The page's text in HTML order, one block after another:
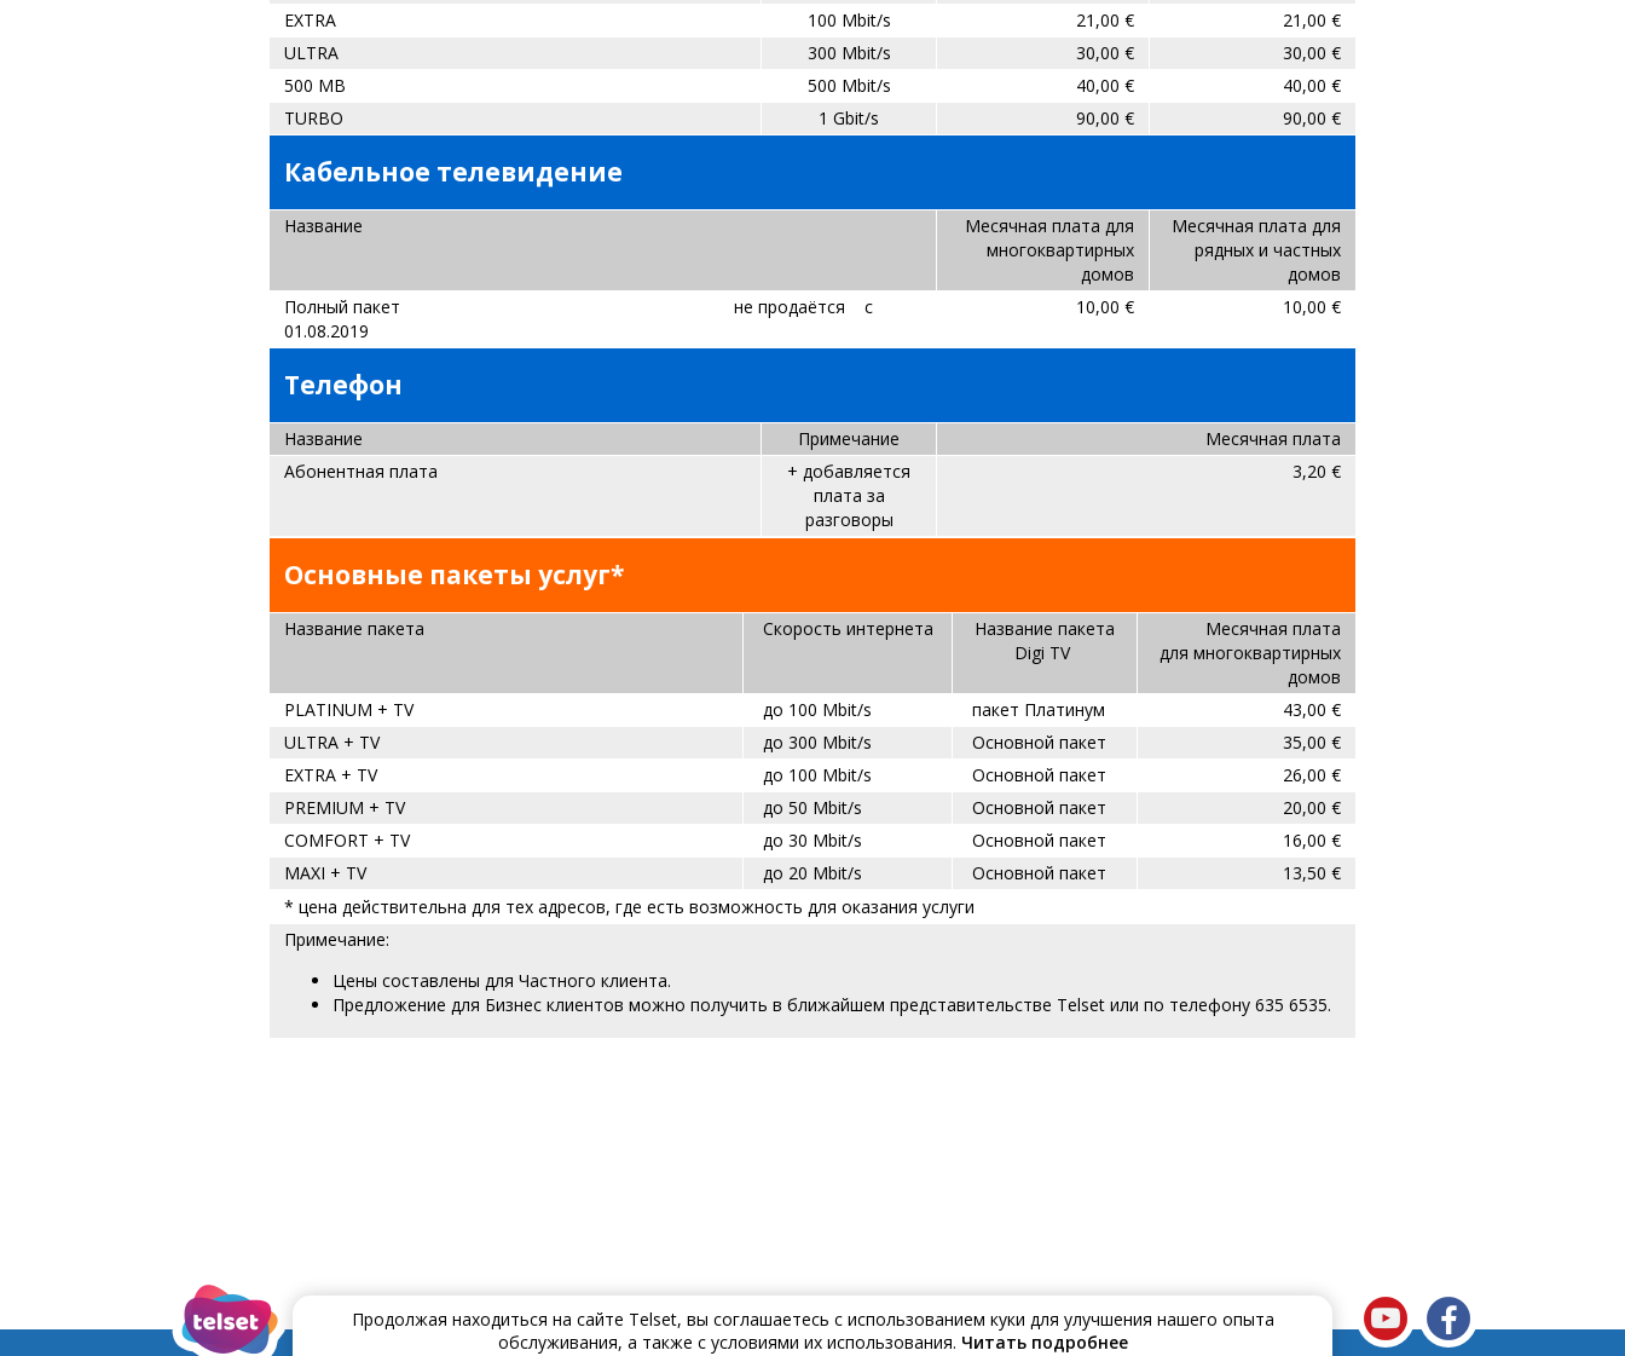
Продолжая находиться на сайте Telset, вы соглашаетесь с использованием куки для улучшения нашего опыта
обслуживания, а также с условиями их использования. Читать подробнее
EXTRA
100 Mbit/s 21,00 €
21,00 €
ULTRA
300 Mbit/s 30,00 €
30,00 €
500 MB
500 Mbit/s 40,00 €
40,00 €
TURBO
1 Gbit/s 90,00 € 90,00 €
Кабельное телевидение
Название
Месячная плата для
многоквартирных
домов
Месячная плата для
рядных и частных
домов
Полный пакет не продаётся
c
01.08.2019
10,00 € 10,00 €
Телефон
Название Примечание
Месячная плата
Абонентная плата
+ добавляется
плата за
разговоры
3,20 €
Основные пакеты услуг*
Название пакета Скорость интернета
Название пакета
Digi TV
Месячная плата
для многоквартирных
домов
PLATINUM + TV
до 100 Mbit/s пакет Платинум
43,00 €
ULTRA + TV
до 300 Mbit/s Основной пакет
35,00 €
EXTRA + TV
до 100 Mbit/s Основной пакет
26,00 €
PREMIUM + TV
до 50 Mbit/s Основной пакет
20,00 €
COMFORT + TV
до 30 Mbit/s Основной пакет
16,00 €
MAXI + TV
до 20 Mbit/s Основной пакет
13,50 €
* цена действительна для тех адресов, где есть возможность для оказания услуги
Примечание:
Цены составлены для Частного клиента.
Предложение для Бизнеc клиентов можно получить в ближайшем представительстве Telset или по телефону 635 6535.
Ваш дом не подключён к сети Telset ?